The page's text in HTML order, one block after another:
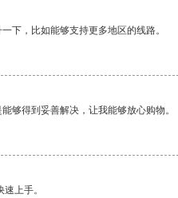
下，比如能够支持更多地区的线路。
够得到妥善解决，让我能够放心购物。
上手。